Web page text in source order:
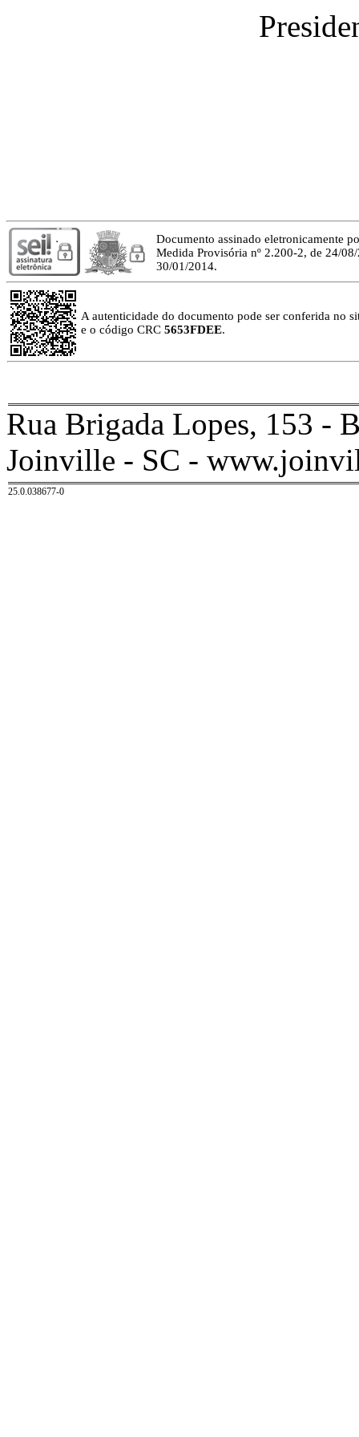
Documento assinado eletronicamente
Medida Provisória nº 2.200-2, de 24/
30/01/2014.
A autenticidade do documento pode ser conferida
e o código CRC 5653FDEE.
Rua Brigada Lopes, 153 -
Joinville - SC -
25.0.038677-0